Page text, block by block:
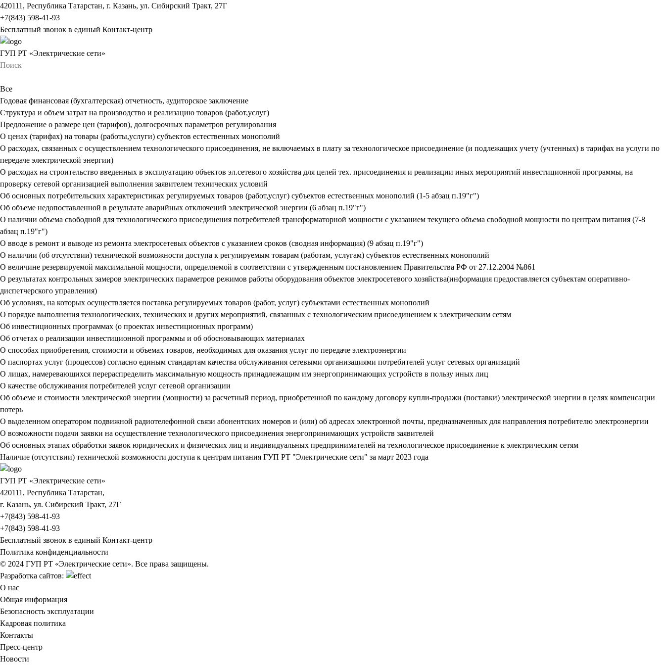
420111, Республика Татарстан, г. Казань, ул. Сибирский Тракт, 27Г
+7(843) 598-41-93
Бесплатный звонок в единый Контакт-центр
ГУП РТ «Электрические сети»
Все
Годовая финансовая (бухгалтерская) отчетность, аудиторское заключение
Структура и объем затрат на производство и реализацию товаров (работ,услуг)
Предложение о размере цен (тарифов), долгосрочных параметров регулирования
О ценах (тарифах) на товары (работы,услуги) субъектов естественных монополий
О расходах, связанных с осуществлением технологического присоединения, не включаемых в плату за технологическое присоединение (и подлежащих учету (учтенных) в тарифах на услуги по
передаче электрической энергии)
О расходах на строительство введенных в эксплуатацию объектов эл.сетевого хозяйства для целей тех. присоединения и реализации иных мероприятий инвестиционной программы, на
проверку сетевой организацией выполнения заявителем технических условий
Об основных потребительских характеристиках регулируемых товаров (работ,услуг) субъектов естественных монополий (1-5 абзац п.19"г")
Об объеме недопоставленной в результате аварийных отключений электрической энергии (6 абзац п.19"г")
О наличии объема свободной для технологического присоединения потребителей трансформаторной мощности с указанием текущего объема свободной мощности по центрам питания (7-8
абзац п.19"г")
О вводе в ремонт и выводе из ремонта электросетевых объектов с указанием сроков (сводная информация) (9 абзац п.19"г")
О наличии (об отсутствии) технической возможности доступа к регулируемым товарам (работам, услугам) субъектов естественных монополий
О величине резервируемой максимальной мощности, определяемой в соответствии с утвержденным постановлением Правительства РФ от 27.12.2004 №861
О результатах контрольных замеров электрических параметров режимов работы оборудования объектов электросетевого хозяйства(информация предоставляется субъектам оперативно-
диспетчерского управления)
Об условиях, на которых осуществляется поставка регулируемых товаров (работ, услуг) субъектами естественных монополий
О порядке выполнения технологических, технических и других мероприятий, связанных с технологическим присоединением к электрическим сетям
Об инвестиционных программах (о проектах инвестиционных программ)
Об отчетах о реализации инвестиционной программы и об обосновывающих материалах
О способах приобретения, стоимости и объемах товаров, необходимых для оказания услуг по передаче электроэнергии
О паспортах услуг (процессов) согласно единым стандартам качества обслуживания сетевыми организациями потребителей услуг сетевых организаций
О лицах, намеревающихся перераспределить максимальную мощность принадлежащим им энергопринимающих устройств в пользу иных лиц
О качестве обслуживания потребителей услуг сетевой организации
Об объеме и стоимости электрической энергии (мощности) за расчетный период, приобретенной по каждому договору купли-продажи (поставки) электрической энергии в целях компенсации
потерь
О выделенном оператором подвижной радиотелефонной связи абонентских номеров и (или) об адресах электронной почты, предназначенных для направления потребителю электроэнергии
О возможности подачи заявки на осуществление технологического присоединения энергопринимающих устройств заявителей
Об основных этапах обработки заявок юридических и физических лиц и индивидуальных предпринимателей на технологическое присоединение к электрическим сетям
Наличие (отсутствии) технической возможности доступа к центрам питания ГУП РТ "Электрические сети" за март 2023 года
ГУП РТ «Электрические сети»
420111, Республика Татарстан,
г. Казань, ул. Сибирский Тракт, 27Г
+7(843) 598-41-93
+7(843) 598-41-93
Бесплатный звонок в единый Контакт-центр
Политика конфиденциальности
© 2024 ГУП РТ «Электрические сети». Все права защищены.
Разработка сайтов:
О нас
Общая информация
Безопасность эксплуатации
Кадровая политика
Контакты
Пресс-центр
Новости